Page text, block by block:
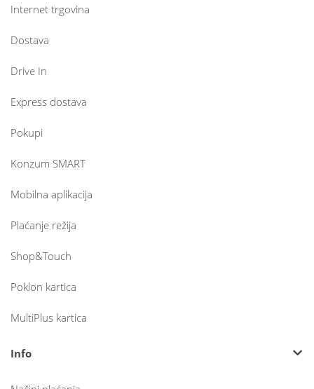
Internet trgovina
Dostava
Drive In
Express dostava
Pokupi
Konzum SMART
Mobilna aplikacija
Plaćanje režija
Shop&Touch
Poklon kartica
MultiPlus kartica
Info